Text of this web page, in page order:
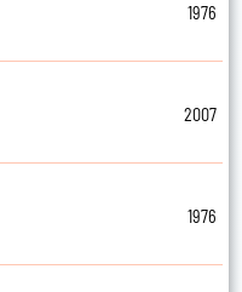
1976
2007
1976